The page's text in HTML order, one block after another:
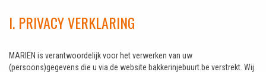
I. PRIVACY VERKLARING
MARIËN is verantwoordelijk voor het verwerken van uw
(persoons)gegevens die u via de website bakkerinjebuurt.be verstrekt. Wij